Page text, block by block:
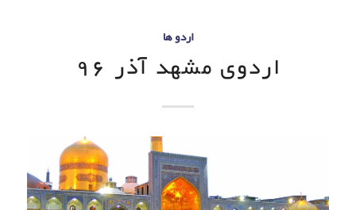
اردو ها
اردوی مشهد آذر 96